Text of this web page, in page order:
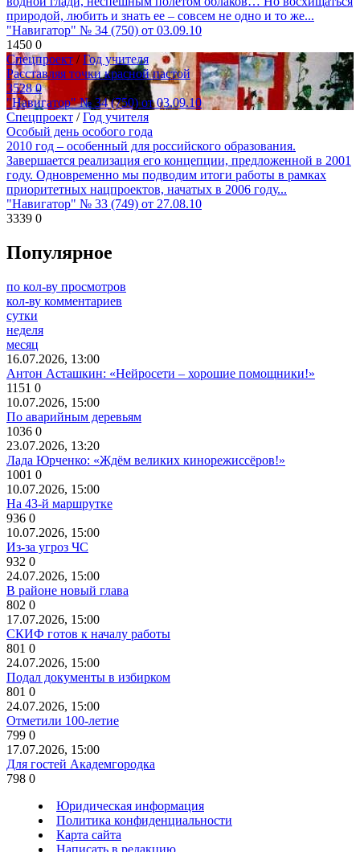
природой, любить и знать ее – совсем не одно и то же...
"Навигатор" № 34 (750) от 03.09.10
1450 0
Спецпроект /Год учителя
Расставляя точки красной пастой
35280
"Навигатор" № 34 (750) от 03.09.10
Спецпроект /Год учителя
Особый день особого года
2010 год – особенный для российского образования.
Завершается реализация его концепции, предложенной в 2001
году. Одновременно мы подводим итоги работы в рамках
приоритетных нацпроектов, начатых в 2006 году...
"Навигатор" № 33 (749) от 27.08.10
3339 0
Популярное
по кол-ву просмотров
кол-ву комментариев
сутки
неделя
месяц
16.07.2026, 13:00
Антон Асташкин: «Нейросети – хорошие помощники!»
1151 0
10.07.2026, 15:00
По аварийным деревьям
1036 0
23.07.2026, 13:20
Лада Юрченко: «Ждём великих кинорежиссёров!»
1001 0
10.07.2026, 15:00
На 43-й маршрутке
936 0
10.07.2026, 15:00
Из-за угроз ЧС
932 0
24.07.2026, 15:00
В районе новый глава
802 0
17.07.2026, 15:00
СКИФ готов к началу работы
801 0
24.07.2026, 15:00
Подал документы в избирком
801 0
24.07.2026, 15:00
Отметили 100-летие
799 0
17.07.2026, 15:00
Для гостей Академгородка
798 0
Юридическая информация
Политика конфиденциальности
Карта сайта